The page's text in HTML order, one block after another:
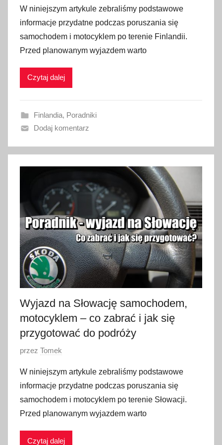
u
b
l
i
w
n
o
8
s
z
n
i
a
2
0
W niniejszym artykule zebraliśmy podstawowe
informacje przydatne podczas poruszania się
samochodem i motocyklem po terenie Finlandii.
Przed planowanym wyjazdem warto
Czytaj dalej
Finlandia, Poradniki
Dodaj komentarz
Wyjazd na Słowację samochodem,
motocyklem – co zabrać i jak się
przygotować do podróży
O
u
b
l
i
przez Tomek
W niniejszym artykule zebraliśmy podstawowe
informacje przydatne podczas poruszania się
samochodem i motocyklem po terenie Słowacji.
Przed planowanym wyjazdem warto
Czytaj dalej